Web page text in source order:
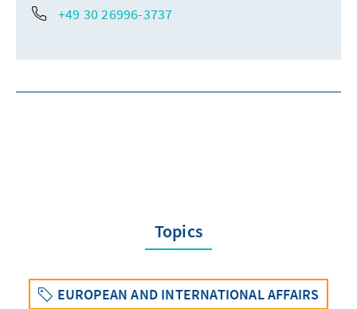
+49 30 26996-3737
Topics
EUROPEAN AND INTERNATIONAL AFFAIRS